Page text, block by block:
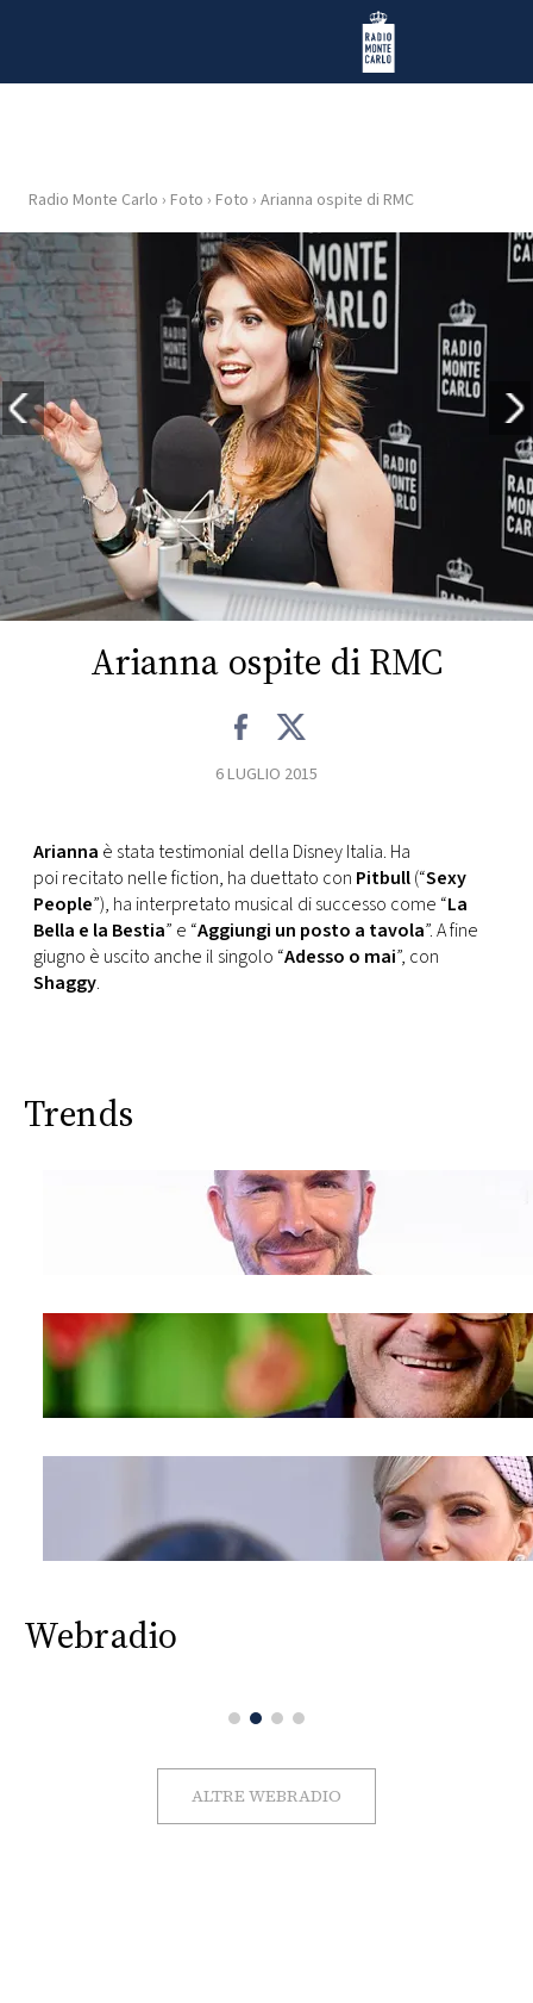
Radio Monte Carlo
HOME
RADIO
WEB
RADIO
PLAYLIST
NEWS
FOTO
CONCORSI
TV
PRINCIPATO
DI
MONACO
Radio Monte Carlo › Foto › Foto › Arianna ospite di RMC
Arianna ospite di RMC
6 LUGLIO 2015
Arianna è stata testimonial della Disney Italia. Ha
poi recitato nelle fiction, ha duettato con Pitbull(“Sexy
People”), ha interpretato musical di successo come “La
Bella e la Bestia” e “Aggiungi un posto a tavola”. A fine
giugno è uscito anche il singolo “Adesso o mai”, con
Shaggy.
Trends
Webradio
ALTRE WEBRADIO